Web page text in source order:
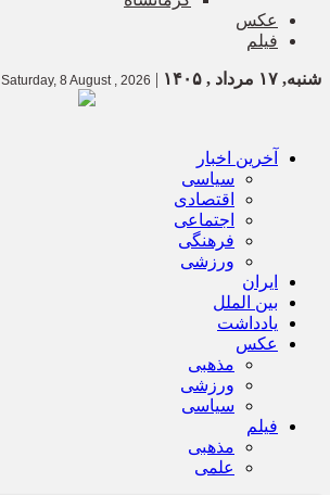
عکس
فیلم
شنبه, ۱۷ مرداد , ۱۴۰۵ |
Saturday, 8 August , 2026
آخرین اخبار
سیاسی
اقتصادی
اجتماعی
فرهنگی
ورزشی
ایران
بین الملل
یادداشت
عکس
مذهبی
ورزشی
سیاسی
فیلم
مذهبی
علمی